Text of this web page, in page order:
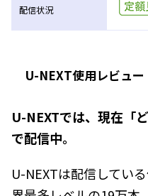
配信状況
U-NEXT使用レビュー
U-NEXTでは、現在「
で配信中。
U-NEXTは配信してい